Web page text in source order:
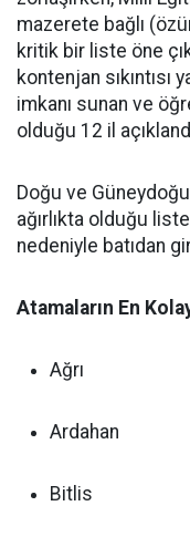
mazerete bağlı
kritik bir liste öne
kontenjan sıkıntısı
imkanı sunan ve
olduğu 12 il
Doğu ve
ağırlıkta olduğu
nedeniyle batıdan
Atamaların En
Ağrı
Ardahan
Bitlis